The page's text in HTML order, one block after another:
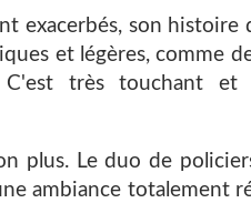
exacerbés, son histoire
et légères, comme
C'est très touchant
plus. Le duo de
ambiance totalement